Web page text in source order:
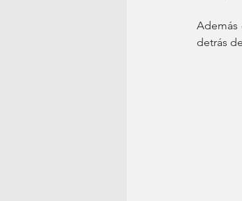
Además
detrás